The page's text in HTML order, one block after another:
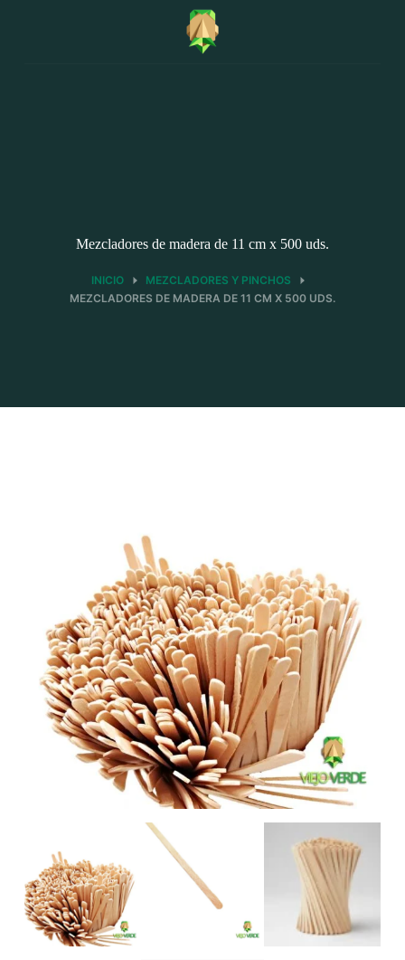
Mezcladores de madera de 11 cm x 500 uds.
INICIO
MEZCLADORES Y PINCHOS
MEZCLADORES DE MADERA DE 11 CM X 500 UDS.